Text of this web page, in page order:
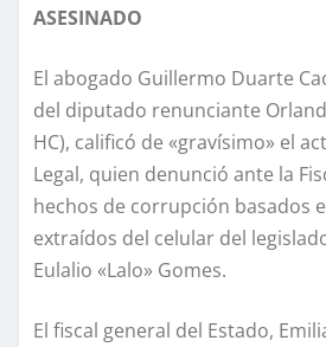
ASESINADO
El abogado Guillermo Duarte
del diputado renunciante
HC), calificó de «gravísimo» el
Legal, quien denunció ante la
hechos de corrupción basados
extraídos del celular del
Eulalio «Lalo» Gomes.
El fiscal general del Estado,